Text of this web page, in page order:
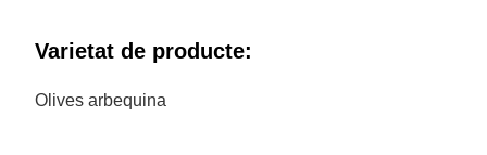
Varietat de producte:
Olives arbequina